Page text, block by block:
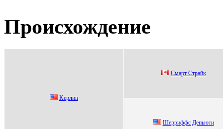
Происхождение
Kеpлин
Cмарт Cтрайк
Шерриффс Депьюти